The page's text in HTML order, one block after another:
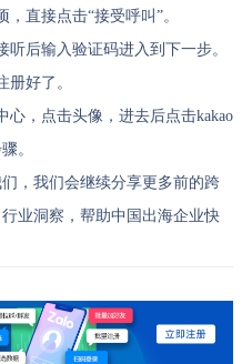
直接点击“接受呼叫”。
后输入验证码进入到下一步。
好了。
，点击头像，进去后点击kakao
。
，我们会继续分享更多前的跨
业洞察，帮助中国出海企业快